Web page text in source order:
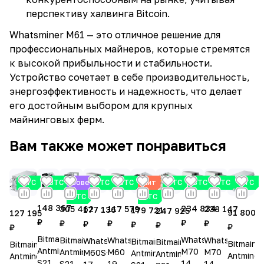
перспективу халвинга Bitcoin.
Whatsminer M61 — это отличное решение для
профессиональных майнеров, которые стремятся
к высокой прибыльности и стабильности.
Устройство сочетает в себе производительность,
энергоэффективность и надежность, что делает
его достойным выбором для крупных
майнинговых ферм.
Вам также может понравиться
BTC
127 195
₽
Bitmain
Antminer
BTC
148 367
₽
Bitmain
Antminer
Советуем
BTC
305 462
₽
Bitmain
Antminer
BTC
177 136
₽
Whatsminer
M60S+
BTC
117 579
₽
Whatsminer
M60
Хит
BTC
179 721
₽
Bitmain
Antminer
BTC
247 925
₽
Bitmain
Antminer
BTC
234 834
₽
Whatsminer
M70
BTC
238 147
₽
Whatsminer
M70
BTC
91 800
₽
Bitmain
Antminer